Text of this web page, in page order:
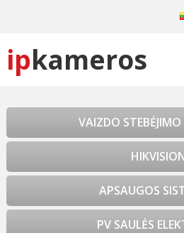
ipkameros
VAIZDO
APSAUGOS
PV SAULĖS